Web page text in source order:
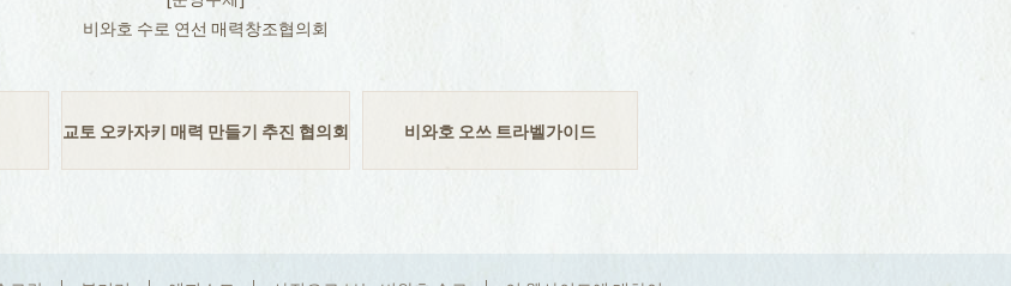
비와호 수로 연선 매력창조협의회
교토 오카자키 매력 만들기 추진 협의회 비와호 오쓰 트라벨가이드